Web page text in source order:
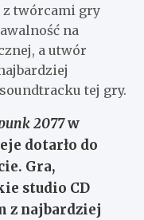
z twórcami gry
na
a utwór
tej gry.
2077w
dotarło do
Gra,
studio CD
z najbardziej